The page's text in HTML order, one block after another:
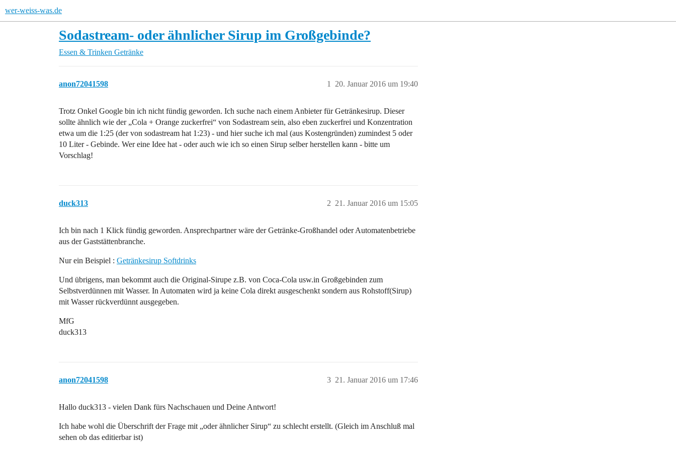
wer-weiss-was.de
Sodastream- oder ähnlicher Sirup im Großgebinde?
Essen & Trinken Getränke
anon72041598 20. Januar 2016 um 19:40
1
Trotz Onkel Google bin ich nicht fündig geworden. Ich suche nach einem Anbieter für Getränkesirup. Dieser
sollte ähnlich wie der „Cola + Orange zuckerfrei“ von Sodastream sein, also eben zuckerfrei und Konzentration
etwa um die 1:25 (der von sodastream hat 1:23) - und hier suche ich mal (aus Kostengründen) zumindest 5 oder
10 Liter - Gebinde. Wer eine Idee hat - oder auch wie ich so einen Sirup selber herstellen kann - bitte um
Vorschlag!
duck313 21. Januar 2016 um 15:05
2
Ich bin nach 1 Klick fündig geworden. Ansprechpartner wäre der Getränke-Großhandel oder Automatenbetriebe
aus der Gaststättenbranche.
Nur ein Beispiel : Getränkesirup Softdrinks
Und übrigens, man bekommt auch die Original-Sirupe z.B. von Coca-Cola usw.in Großgebinden zum
Selbstverdünnen mit Wasser. In Automaten wird ja keine Cola direkt ausgeschenkt sondern aus Rohstoff(Sirup)
mit Wasser rückverdünnt ausgegeben.
MfG
duck313
anon72041598 21. Januar 2016 um 17:46
3
Hallo duck313 - vielen Dank fürs Nachschauen und Deine Antwort!
Ich habe wohl die Überschrift der Frage mit „oder ähnlicher Sirup“ zu schlecht erstellt. (Gleich im Anschluß mal
sehen ob das editierbar ist)